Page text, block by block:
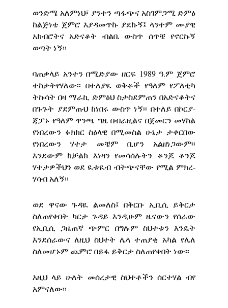
ወንድሜ አለምነህ፤ ያንተን ጣፋጭና አስገምጋሚ ድምፅ
ከልጅነቴ ጀምሮ እያዳመጥኩ ያደኩኝ፤ ላንተም ሙያዊ
አክብሮትና አድናቆት ብልቤ ውስጥ ሰጥቼ የኖርኩኝ
ወጣት ነኝ፡፡
ባጠቃላይ አንተን በሚድያው ዘርፍ 1989 ዓ.ም ጀምሮ
ተከታትየሃለው፡፡ በተለያዪ ወቅቶች የዓለም የፖለቲካ
ትኩሳት በዛ ማራኪ ድምፅህ ስታስደምጠን በአድናቆትና
በጉጉት ያደምጡህ ከነበሩ ውስጥ ነኝ፡፡ በተለይ በኮርያ-
ጃፓኑ የዓለም ዋንጫ ግዜ በብራዚልና በጀመርን መሃከል
የነበረውን ፉክክር ስዕላዊ በሚመስል ሁኔታ ታቀርበው
የነበረውን ሃተታ መቼም ቢሆን አልዘነጋውም፡፡
እንደውም ከቻልክ እነዛን የመሳሰሉትን ቆንጆ ቆንጆ
ሃተታዎችህን ወደ ዪቱዪብ ብትጭናቸው የሚል ምክረ-
ሃሳብ አለኝ፡፡
ወደ ዋናው ጉዳዪ ልመለስ፤ በቅርቡ ኢቢሲ ይቅርታ
ስለጠየቀበት ካርታ ጉዳይ እንዲሁም ዜናውን የሰራው
የኢቢሲ ጋዜጠኛ ጭምር በግሉም ስህተቱን እንዴት
እንደሰራውና ለዚህ ስህተት ሌላ ተጠያቂ አካል የሌለ
ስለመሆኑም ጨምሮ በይፋ ይቅርታ ስለጠየቀበት ነው፡፡
እዚህ ላይ ሁለት መሰረታዊ ስህተቶችን ሰርተሃል ብየ
አምናለው፡፡